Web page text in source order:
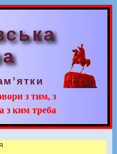
з тим, з
з ким треба